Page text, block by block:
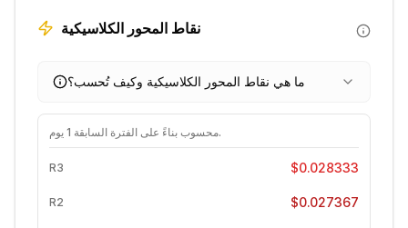
نقاط المحور الكلاسيكية
ما هي نقاط المحور الكلاسيكية وكيف تُحسب؟
محسوب بناءً على الفترة السابقة 1 يوم .
R3 $0.028333
R2 $0.027367